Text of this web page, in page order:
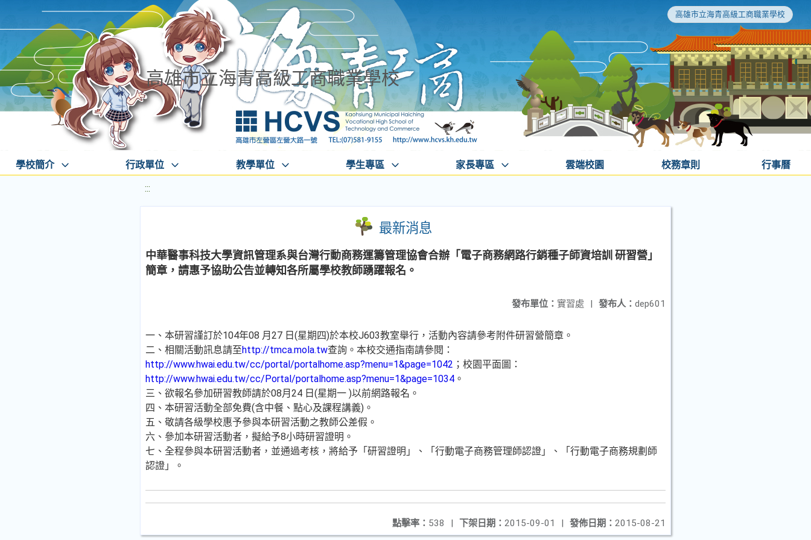
高雄市立海青高級工商職業學校
高雄市立海青高級工商職業學校
學校簡介 行政單位 教學單位 學生專區 家長專區 雲端校園 校務章則 行事曆
:::
最新消息
中華醫事科技大學資訊管理系與台灣行動商務運籌管理協會合辦「電子商務網路行銷種子師資培訓 研習營」
簡章，請惠予協助公告並轉知各所屬學校教師踴躍報名。
發布人： dep601
發布單位： 實習處 |
一、本研習謹訂於104年08 月27 日(星期四)於本校J603教室舉行，活動內容請參考附件研習營簡章。
二、相關活動訊息請至http://tmca.mola.tw查詢。本校交通指南請參閱：
http://www.hwai.edu.tw/cc/portal/portalhome.asp?menu=1&page=1042 ；校園平面圖：
http://www.hwai.edu.tw/cc/Portal/portalhome.asp?menu=1&page=1034 。
三、欲報名參加研習教師請於08月24 日(星期一 )以前網路報名。
四、本研習活動全部免費(含中餐、點心及課程講義)。
五、敬請各級學校惠予參與本研習活動之教師公差假。
六、參加本研習活動者，擬給予8小時研習證明。
七、全程參與本研習活動者，並通過考核，將給予「研習證明」、「行動電子商務管理師認證」、「行動電子商務規劃師
認證」。
發佈日期： 2015-08-21
下架日期： 2015-09-01 |
點擊率： 538 |